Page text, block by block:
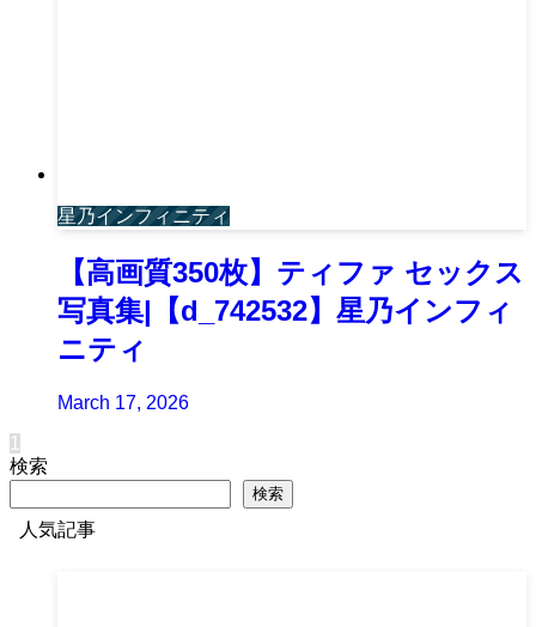
星乃インフィニティ
【高画質350枚】ティファ セックス
写真集|【d_742532】星乃インフィ
ニティ
March 17, 2026
1
検索
検索
人気記事